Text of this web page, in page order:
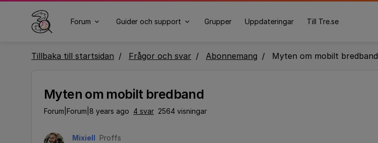
Forum Guider och support Grupper Uppdateringar Till Tre.se
Tillbaka till startsidan Frågor och svar Abonnemang Myten om mobilt bredband
Myten om mobilt bredband
Forum|Forum|8 years ago 4 svar 2564 visningar
Mixiell Proffs